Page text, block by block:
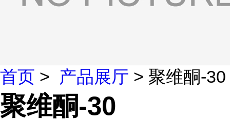
首页 > 产品展厅 > 聚维酮-30
聚维酮-30